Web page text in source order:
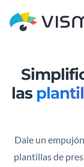
las
Dale un
plantillas de